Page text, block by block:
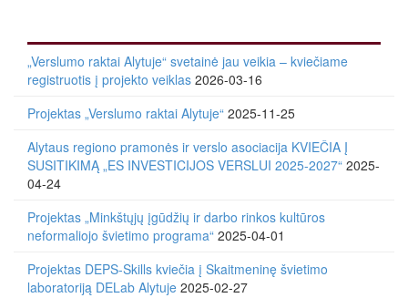
„Verslumo raktai Alytuje“ svetainė jau veikia – kviečiame
registruotis į projekto veiklas 2026-03-16
Projektas „Verslumo raktai Alytuje“ 2025-11-25
Alytaus regiono pramonės ir verslo asociacija KVIEČIA Į
SUSITIKIMĄ „ES INVESTICIJOS VERSLUI 2025-2027“ 2025-
04-24
Projektas „Minkštųjų įgūdžių ir darbo rinkos kultūros
neformaliojo švietimo programa“ 2025-04-01
Projektas DEPS-Skills kviečia į Skaitmeninę švietimo
laboratoriją DELab Alytuje 2025-02-27